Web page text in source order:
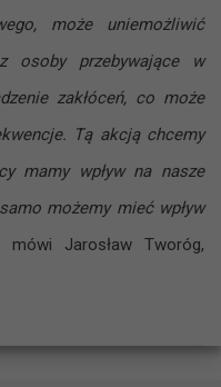
może uniemożliwić
osoby przebywające w
zakłóceń, co może
Tą akcją chcemy
mamy wpływ na nasze
możemy mieć wpływ
Jarosław Tworóg,